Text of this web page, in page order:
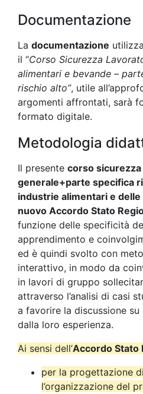
Documentazione
La documentazione
il “Corso Sicurezza
alimentari e bevande –
rischio alto”, utile
argomenti affrontati, sarà
formato digitale.
Metodologia
Il presente corso sicurezza
generale+parte specifica
industrie alimentari e delle
nuovo Accordo Stato
funzione delle specificità
apprendimento e
ed è quindi svolto con
interattivo, in modo da
in lavori di gruppo
attraverso l’analisi di casi
a favorire la discussione su
dalla loro esperienza.
Ai sensi dell’Accordo Stato
per la progettazione
l’organizzazione del